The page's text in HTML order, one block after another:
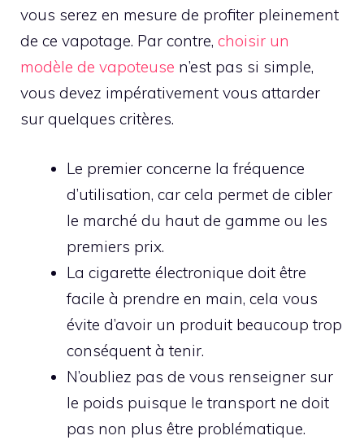
vous serez en mesure de profiter pleinement
de ce vapotage. Par contre, choisir un
modèle de vapoteuse n’est pas si simple,
vous devez impérativement vous attarder
sur quelques critères.
Le premier concerne la fréquence
d’utilisation, car cela permet de cibler
le marché du haut de gamme ou les
premiers prix.
La cigarette électronique doit être
facile à prendre en main, cela vous
évite d’avoir un produit beaucoup trop
conséquent à tenir.
N’oubliez pas de vous renseigner sur
le poids puisque le transport ne doit
pas non plus être problématique.